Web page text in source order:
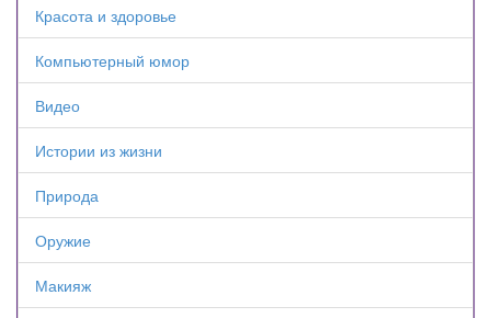
Красота и здоровье
Компьютерный юмор
Видео
Истории из жизни
Природа
Оружие
Макияж